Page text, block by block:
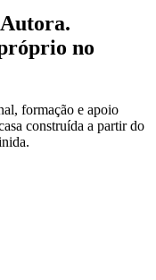
no
formação e apoio
construída a partir do